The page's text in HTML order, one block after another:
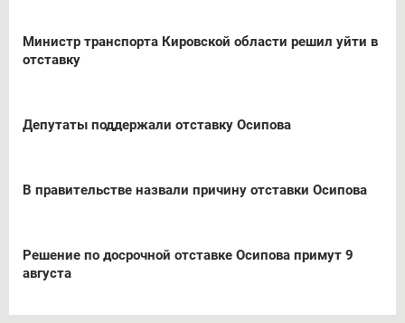
Министр транспорта Кировской области решил уйти в
отставку
Депутаты поддержали отставку Осипова
В правительстве назвали причину отставки Осипова
Решение по досрочной отставке Осипова примут 9
августа